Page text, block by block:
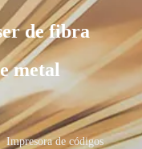
de fibra
metal
Impresora de códigos